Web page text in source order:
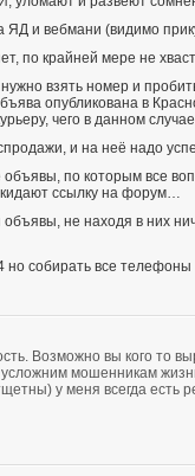
и вебмани (видимо
по крайней мере не
взять номер и
опубликована в
чего в данном
и на неё надо
объявы, по которым все
ссылку на форум…
не находя в них
собирать все
Возможно вы кого то
мошенникам
у меня всегда есть